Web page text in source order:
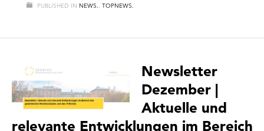
PUBLISHED IN NEWS. , TOPNEWS.
Newsletter
Dezember |
Aktuelle und
relevante Entwicklungen im Bereich